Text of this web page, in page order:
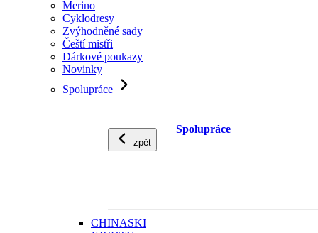
Merino
Cyklodresy
Zvýhodněné sady
Čeští mistři
Dárkové poukazy
Novinky
Spolupráce
zpět
Spolupráce
CHINASKI